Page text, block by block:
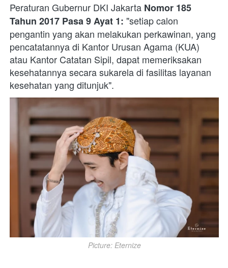
Peraturan Gubernur DKI Jakarta Nomor 185
Tahun 2017 Pasa 9 Ayat 1: "setiap calon
pengantin yang akan melakukan perkawinan, yang
pencatatannya di Kantor Urusan Agama (KUA)
atau Kantor Catatan Sipil, dapat memeriksakan
kesehatannya secara sukarela di fasilitas layanan
kesehatan yang ditunjuk".
Picture: Eternize